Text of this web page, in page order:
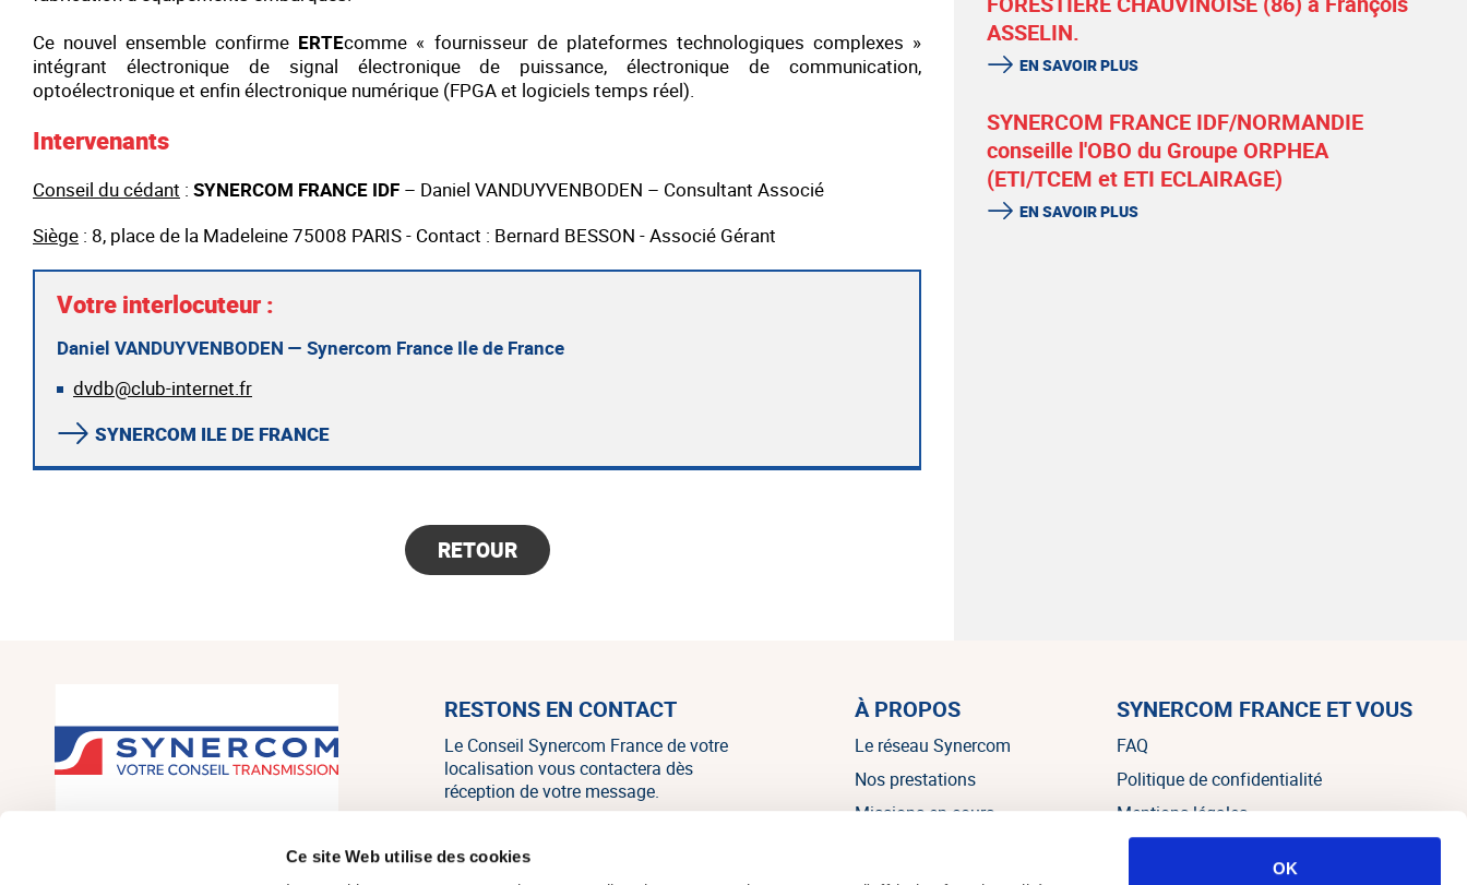
Ce site Web utilise des cookies
OK
Ce nouvel ensemble confirme ERTEcomme « fournisseur de plateformes technologiques complexes »
intégrant électronique de signal électronique de puissance, électronique de communication,
optoélectronique et enfin électronique numérique (FPGA et logiciels temps réel).
Intervenants
Conseil du cédant : SYNERCOM FRANCE IDF – Daniel VANDUYVENBODEN – Consultant Associé
Siège : 8, place de la Madeleine 75008 PARIS - Contact : Bernard BESSON - Associé Gérant
Votre interlocuteur :
Daniel VANDUYVENBODEN — Synercom France Ile de France
dvdb@club-internet.fr
SYNERCOM ILE DE FRANCE
RETOUR
ASSELIN.
EN SAVOIR PLUS
SYNERCOM FRANCE IDF/NORMANDIE
conseille l'OBO du Groupe ORPHEA
(ETI/TCEM et ETI ECLAIRAGE)
EN SAVOIR PLUS
SYNERCOM France est un réseau
RESTONS EN CONTACT
Le Conseil Synercom France de votre
localisation vous contactera dès
réception de votre message.
NOUS CONTACTER
À PROPOS
Le réseau Synercom
Nos prestations
Missions en cours
SYNERCOM FRANCE ET VOUS
FAQ
Politique de confidentialité
Mentions légales